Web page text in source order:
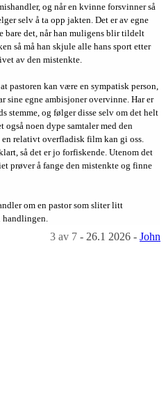
og når en kvinne forsvinner så
selv å ta opp jakten. Det er av egne
bare det, når han muligens blir tildelt
så må han skjule alle hans sport etter
av den mistenkte.
pastoren kan være en sympatisk person,
sine egne ambisjoner overvinne. Har er
stemme, og følger disse selv om det helt
noen dype samtaler med den
relativt overfladisk film kan gi oss.
så det er jo forfiskende. Utenom det
prøver å fange den mistenkte og finne
om en pastor som sliter litt
handlingen.
3 av 7 - 26.1 2026 - John